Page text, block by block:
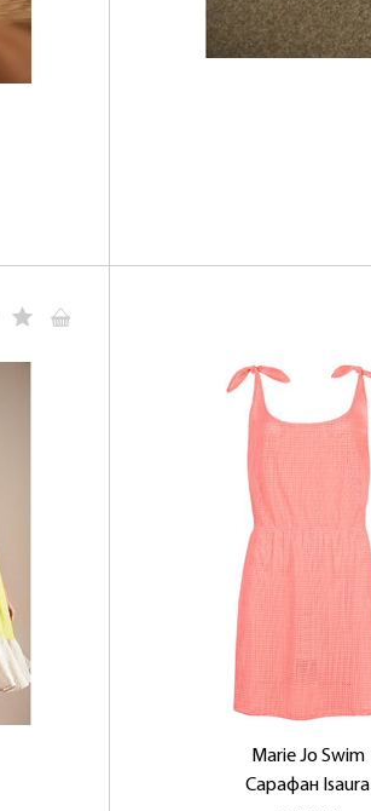
Marie Jo Swim
Сарафан Isaura